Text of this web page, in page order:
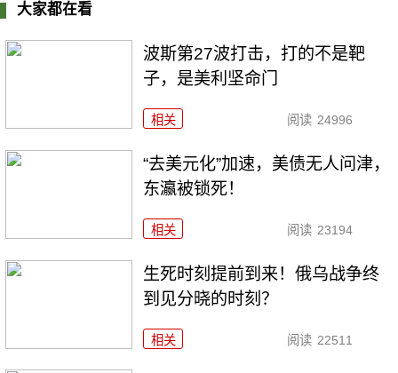
大家都在看
波斯第27波打击，打的不是靶
子，是美利坚命门
相关 阅读 24996
“去美元化”加速，美债无人问津，
东瀛被锁死！
相关 阅读 23194
生死时刻提前到来！俄乌战争终
到见分晓的时刻？
相关 阅读 22511